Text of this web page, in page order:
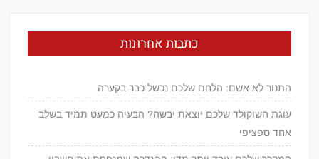
כתבות אחרונות
התנור לא אשם: הלחם שלכם נכשל כבר בקערה
עוגת השוקולד שלכם יוצאת יבשה? הבעיה כמעט תמיד בשלב
אחד ספציפי